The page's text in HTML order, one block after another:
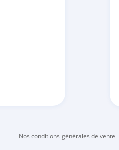
Nos conditions générales de vente